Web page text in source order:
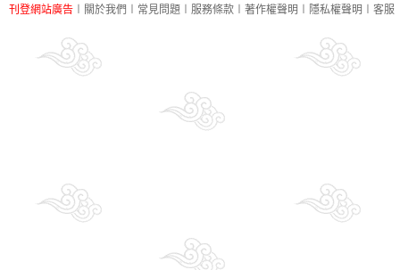
刊登網站廣告 關於我們 常見問題 服務條款 著作權聲明 隱私權聲明 客服